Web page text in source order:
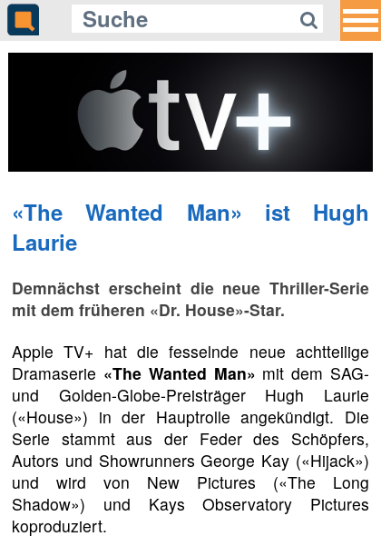
«The Wanted Man» ist Hugh
Laurie
Demnächst erscheint die neue Thriller-Serie
mit dem früheren «Dr. House»-Star.
Apple TV+ hat die fesselnde neue achtteilige
Dramaserie «The Wanted Man» mit dem SAG-
und Golden-Globe-Preisträger Hugh Laurie
(«House») in der Hauptrolle angekündigt. Die
Serie stammt aus der Feder des Schöpfers,
Autors und Showrunners George Kay («Hijack»)
und wird von New Pictures («The Long
Shadow») und Kays Observatory Pictures
koproduziert.